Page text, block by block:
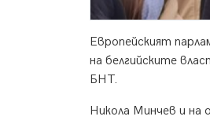
Европейският
на белгийските
БНТ.
Никола Минчев и на